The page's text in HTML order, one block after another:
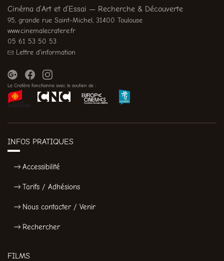
Cinéma d’Art et d’Essai — Recherche & Découverte
95, grande rue Saint-Michel, 31400 Toulouse
www.cinemalecratere.fr
05 61 53 50 53
Lettre d'information
Le Cratère fonctionne avec le soutien de :
INFOS PRATIQUES
Accessibilité
Tarifs / Adhésions
Nous contacter / Venir
Rechercher
FILMS